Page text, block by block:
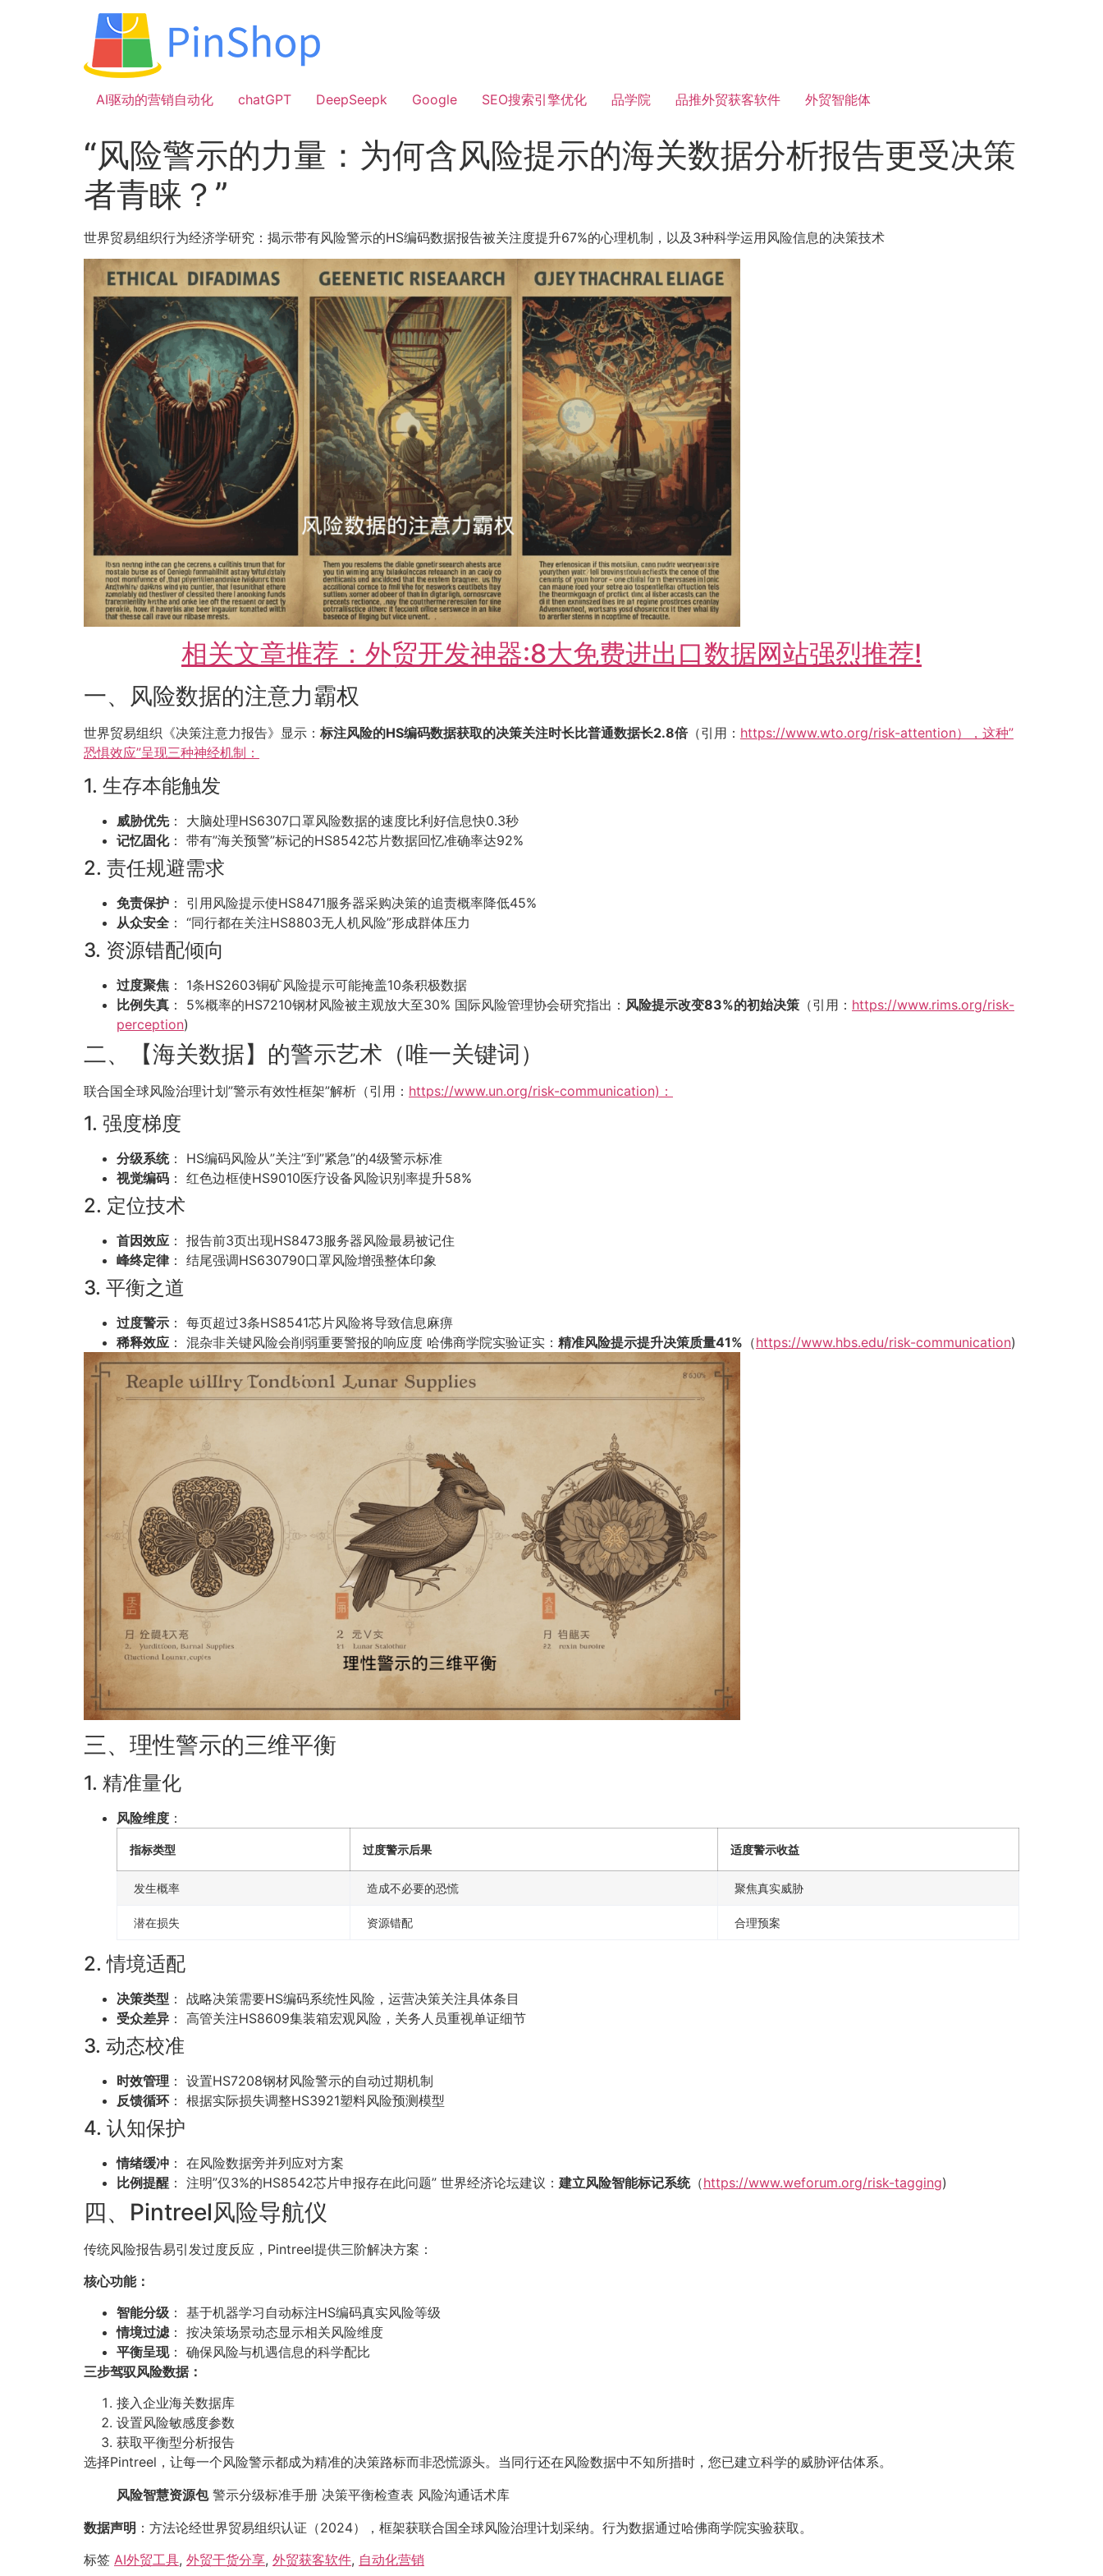
AI驱动的营销自动化
chatGPT DeepSeepk Google SEO搜索引擎优化 品学院 品推外贸获客软件 外贸智能体
“风险警示的力量：为何含风险提示的海关数据分析报告更受决策
者青睐？”
世界贸易组织行为经济学研究：揭示带有风险警示的HS编码数据报告被关注度提升67%的心理机制，以及3种科学运用风险信息的决策技术
相关文章推荐：外贸开发神器:8大免费进出口数据网站强烈推荐!
一、风险数据的注意力霸权
世界贸易组织《决策注意力报告》显示： 标注风险的HS编码数据获取的决策关注时长比普通数据长2.8倍（引用： https://www.wto.org/risk-attention），这种”
恐惧效应”呈现三种神经机制：
1. 生存本能触发
威胁优先： 大脑处理HS6307口罩风险数据的速度比利好信息快0.3秒
记忆固化： 带有”海关预警”标记的HS8542芯片数据回忆准确率达92%
2. 责任规避需求
免责保护 ： 引用风险提示使HS8471服务器采购决策的追责概率降低45%
从众安全 ： “同行都在关注HS8803无人机风险”形成群体压力
3. 资源错配倾向
过度聚焦 ： 1条HS2603铜矿风险提示可能掩盖10条积极数据
比例失真 ： 5%概率的HS7210钢材风险被主观放大至30% 国际风险管理协会研究指出： 风险提示改变83%的初始决策 （引用： https://www.rims.org/risk-
perception)
二、【海关数据】的警示艺术（唯一关键词）
联合国全球风险治理计划”警示有效性框架”解析（引用： https://www.un.org/risk-communication)：
1. 强度梯度
分级系统： HS编码风险从”关注”到”紧急”的4级警示标准
视觉编码 ： 红色边框使HS9010医疗设备风险识别率提升58%
2. 定位技术
首因效应 ： 报告前3页出现HS8473服务器风险最易被记住
峰终定律： 结尾强调HS630790口罩风险增强整体印象
3. 平衡之道
过度警示 ： 每页超过3条HS8541芯片风险将导致信息麻痹
稀释效应 ： 混杂非关键风险会削弱重要警报的响应度 哈佛商学院实验证实： 精准风险提示提升决策质量41% （https://www.hbs.edu/risk-communication)
三、理性警示的三维平衡
1. 精准量化
风险维度 ：
指标类型 过度警示后果 适度警示收益
发生概率 造成不必要的恐慌 聚焦真实威胁
潜在损失 资源错配 合理预案
2. 情境适配
决策类型 ： 战略决策需要HS编码系统性风险，运营决策关注具体条目
受众差异 ： 高管关注HS8609集装箱宏观风险，关务人员重视单证细节
3. 动态校准
时效管理 ： 设置HS7208钢材风险警示的自动过期机制
反馈循环： 根据实际损失调整HS3921塑料风险预测模型
4. 认知保护
情绪缓冲 ： 在风险数据旁并列应对方案
比例提醒 ： 注明”仅3%的HS8542芯片申报存在此问题” 世界经济论坛建议： 建立风险智能标记系统（https://www.weforum.org/risk-tagging)
四、Pintreel风险导航仪
传统风险报告易引发过度反应，Pintreel提供三阶解决方案：
核心功能：
智能分级 ： 基于机器学习自动标注HS编码真实风险等级
情境过滤： 按决策场景动态显示相关风险维度
平衡呈现： 确保风险与机遇信息的科学配比
三步驾驭风险数据：
接入企业海关数据库
设置风险敏感度参数
获取平衡型分析报告
选择Pintreel，让每一个风险警示都成为精准的决策路标而非恐慌源头。当同行还在风险数据中不知所措时，您已建立科学的威胁评估体系。
风险智慧资源包警示分级标准手册 决策平衡检查表 风险沟通话术库
数据声明 ：方法论经世界贸易组织认证（2024），框架获联合国全球风险治理计划采纳。行为数据通过哈佛商学院实验获取。
标签 AI外贸工具, 外贸干货分享, 外贸获客软件, 自动化营销